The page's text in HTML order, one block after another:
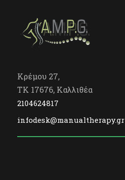
Κρέμου 27,
TK 17676, Καλλιθέα
2104624817
infodesk@manualtherapy.gr